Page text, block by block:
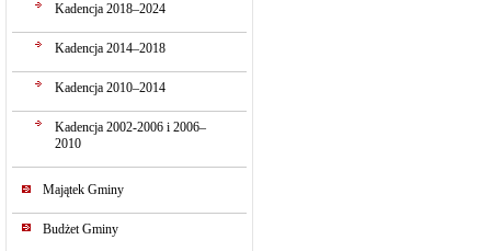
Kadencja 2018–2024
Kadencja 2014–2018
Kadencja 2010–2014
Kadencja 2002-2006 i 2006–
2010
Majątek Gminy
Budżet Gminy